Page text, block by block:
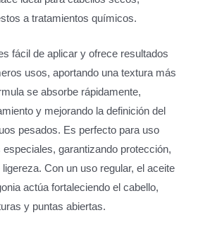
a tratamientos químicos.
fácil de aplicar y ofrece resultados
usos, aportando una textura más
se absorbe rápidamente,
y mejorando la definición del
pesados. Es perfecto para uso
garantizando protección,
Con un uso regular, el aceite
actúa fortaleciendo el cabello,
y puntas abiertas.